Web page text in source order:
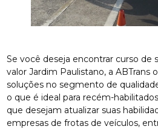
Se você deseja encontrar curso de
valor Jardim Paulistano, a ABTrans
soluções no segmento de
o que é ideal para recém-
que desejam atualizar suas
empresas de frotas de veículos,